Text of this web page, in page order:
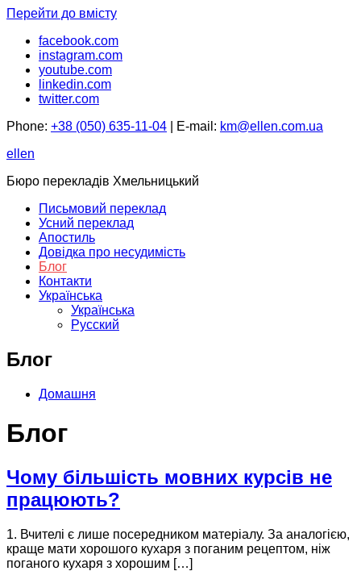
Перейти до вмісту
facebook.com
instagram.com
youtube.com
linkedin.com
twitter.com
Phone: +38 (050) 635-11-04 | E-mail: km@ellen.com.ua
ellen
Бюро перекладів Хмельницький
Письмовий переклад
Усний переклад
Апостиль
Довідка про несудимість
Блог
Контакти
Українська
Українська
Русский
Блог
Домашня
Блог
Чому більшість мовних курсів не
працюють?
1. Вчителі є лише посередником матеріалу. За аналогією,
краще мати хорошого кухаря з поганим рецептом, ніж
поганого кухаря з хорошим […]